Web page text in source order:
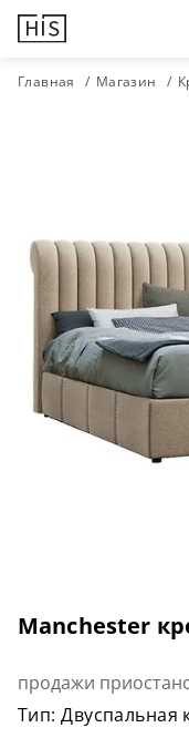
Главная Магазин
Manchester
продажи
Тип: Двуспальная